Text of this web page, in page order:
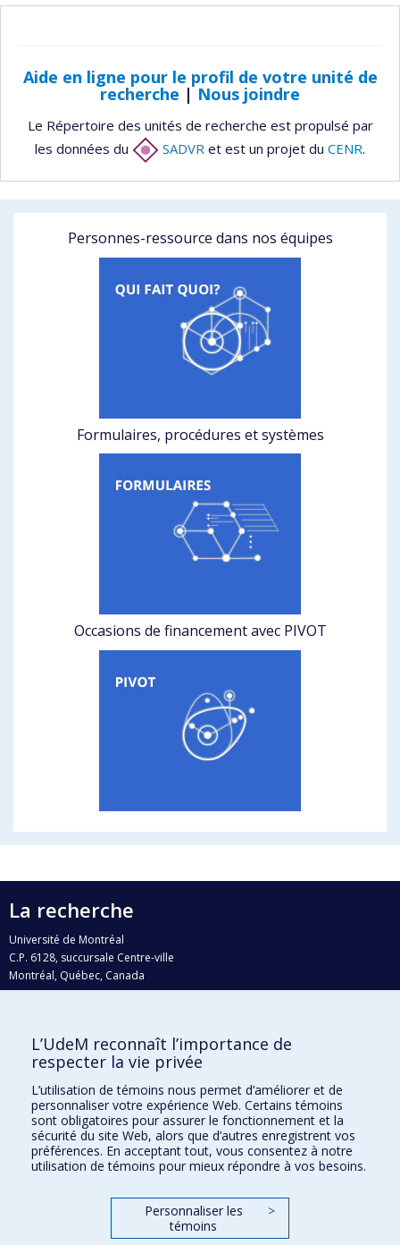
Aide en ligne pour le profil de votre unité de
recherche | Nous joindre
Le Répertoire des unités de recherche est propulsé par
les données du
SADVR et est un projet du CENR.
Personnes-ressource dans nos équipes
Formulaires, procédures et systèmes
Occasions de financement avec PIVOT
La recherche
Université de Montréal
C.P. 6128, succursale Centre-ville
Montréal, Québec, Canada
H3C 3J7
Qui fait quoi?
Nous trouver
Plan du site
Accessibilité
L’UdeM reconnaît l’importance de
respecter la vie privée
L’utilisation de témoins nous permet d’améliorer et de
personnaliser votre expérience Web. Certains témoins
sont obligatoires pour assurer le fonctionnement et la
sécurité du site Web, alors que d’autres enregistrent vos
préférences. En acceptant tout, vous consentez à notre
utilisation de témoins pour mieux répondre à vos besoins.
Personnaliser les
témoins
>